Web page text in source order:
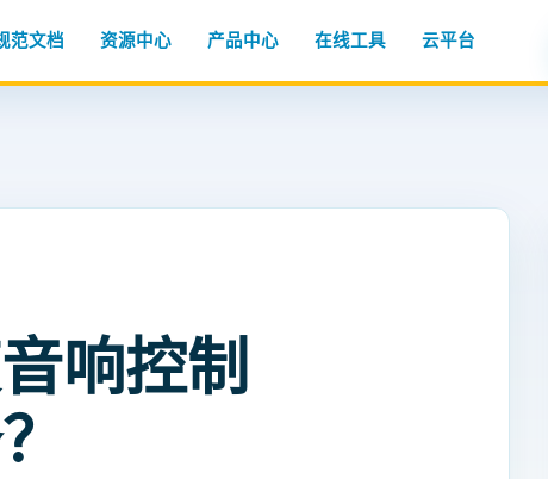
范文档 资源中心 产品中心 在线工具 云平台
响控制